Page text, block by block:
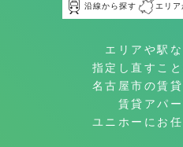
沿線から探す エリア
エリアや駅
指定し直すこ
名古屋市の賃
賃貸アパ
ユニホーにお